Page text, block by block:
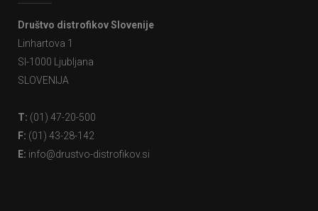
Društvo distrofikov Slovenije
Linhartova 1
SI-1000 Ljubljana
SLOVENIJA
T: (01) 47-20-500
F: (01) 43-28-142
E: info@drustvo-distrofikov.si